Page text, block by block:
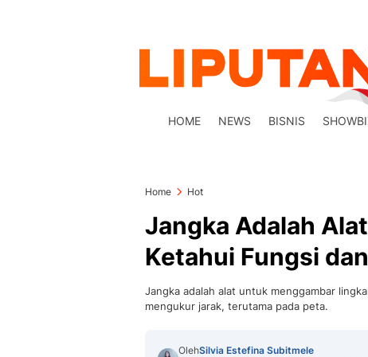
HOME NEWS BISNIS
Home Hot
Jangka Adalah
Ketahui Fungsi
Jangka adalah alat untuk menggambar
mengukur jarak, terutama pada peta.
OlehSilvia Estefina Subitmele